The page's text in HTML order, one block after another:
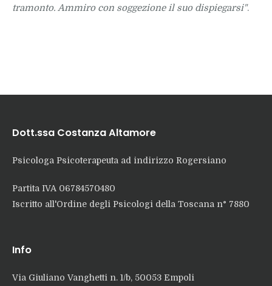
tramonto. Ammiro con soggezione il suo dispiegarsi".
Dott.ssa Costanza Altamore
Psicologa Psicoterapeuta ad indirizzo Rogersiano
Partita IVA 06784570480
Iscritto all'Ordine degli Psicologi della Toscana n° 7880
Info
Via Giuliano Vanghetti n. 1/b, 50053 Empoli